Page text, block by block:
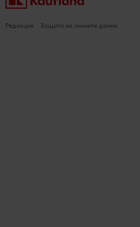
Редакция Защита на личните данни